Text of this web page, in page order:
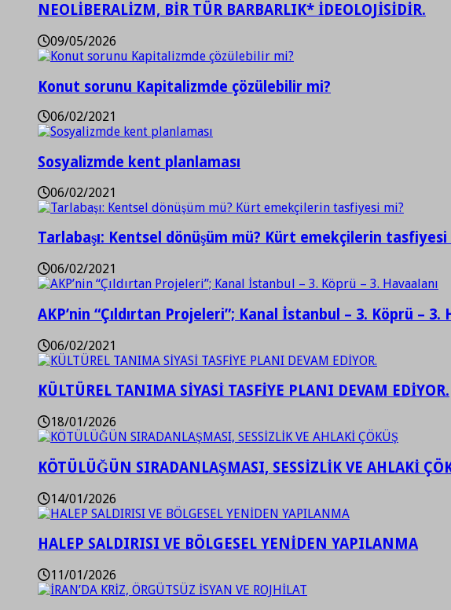
NEOLİBERALİZM, BİR TÜR BARBARLIK* İDEOLOJİSİDİR.
09/05/2026
Konut sorunu Kapitalizmde çözülebilir mi?
06/02/2021
Sosyalizmde kent planlaması
06/02/2021
Tarlabaşı: Kentsel dönüşüm mü? Kürt emekçilerin tasfiyesi
06/02/2021
AKP’nin “Çıldırtan Projeleri”; Kanal İstanbul – 3. Köprü – 3.
06/02/2021
KÜLTÜREL TANIMA SİYASİ TASFİYE PLANI DEVAM EDİYOR.
18/01/2026
KÖTÜLÜĞÜN SIRADANLAŞMASI, SESSİZLİK VE AHLAKİ
14/01/2026
HALEP SALDIRISI VE BÖLGESEL YENİDEN YAPILANMA
11/01/2026